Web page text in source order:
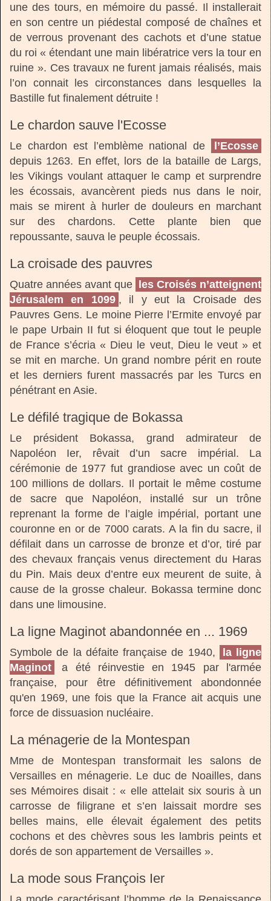
une des tours, en mémoire du passé. Il installerait
en son centre un piédestal composé de chaînes et
de verrous provenant des cachots et d’une statue
du roi « étendant une main libératrice vers la tour en
ruine ». Ces travaux ne furent jamais réalisés, mais
l’on connait les circonstances dans lesquelles la
Bastille fut finalement détruite !
Le chardon sauve l'Ecosse
Le chardon est l’emblème national de
l’Ecosse
depuis 1263. En effet, lors de la bataille de Largs,
les Vikings voulant attaquer le camp et surprendre
les écossais, avancèrent pieds nus dans le noir,
mais se mirent à hurler de douleurs en marchant
sur des chardons. Cette plante bien que
repoussante, sauva le peuple écossais.
La croisade des pauvres
Quatre années avant que les Croisés n’atteignent
Jérusalem en 1099 , il y eut la Croisade des
Pauvres Gens. Le moine Pierre l’Ermite envoyé par
le pape Urbain II fut si éloquent que tout le peuple
de France s’écria « Dieu le veut, Dieu le veut » et
se mit en marche. Un grand nombre périt en route
et les derniers furent massacrés par les Turcs en
pénétrant en Asie.
Le défilé tragique de Bokassa
Le président Bokassa, grand admirateur de
Napoléon Ier, rêvait d’un sacre impérial. La
cérémonie de 1977 fut grandiose avec un coût de
100 millions de dollars. Il portait le même costume
de sacre que Napoléon, installé sur un trône
reprenant la forme de l’aigle impérial, portant une
couronne en or de 7000 carats. A la fin du sacre, il
défilait dans un carrosse de bronze et d’or, tiré par
des chevaux français venus directement du Haras
du Pin. Mais deux d’entre eux meurent de suite, à
cause de la grosse chaleur. Bokassa termine donc
dans une limousine.
La ligne Maginot abandonnée en ... 1969
Symbole de la défaite française de 1940,
la ligne
Maginot
a été réinvestie en 1945 par l'armée
française, pour être définitivement abondonnée
qu'en 1969, une fois que la France ait acquis une
force de dissuasion nucléaire.
La ménagerie de la Montespan
Mme de Montespan transformait les salons de
Versailles en ménagerie. Le duc de Noailles, dans
ses Mémoires disait : « elle attelait six souris à un
carrosse de filigrane et s’en laissait mordre ses
belles mains, elle élevait également des petits
cochons et des chèvres sous les lambris peints et
dorés de son appartement de Versailles ».
La mode sous François Ier